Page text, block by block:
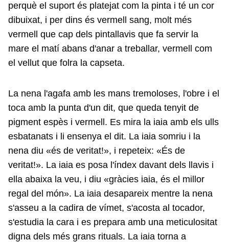
perquè el suport és platejat com la pinta i té un cor
dibuixat, i per dins és vermell sang, molt més
vermell que cap dels pintallavis que fa servir la
mare el matí abans d'anar a treballar, vermell com
el vellut que folra la capseta.
La nena l'agafa amb les mans tremoloses, l'obre i el
toca amb la punta d'un dit, que queda tenyit de
pigment espès i vermell. Es mira la iaia amb els ulls
esbatanats i li ensenya el dit. La iaia somriu i la
nena diu «és de veritat!», i repeteix: «És de
veritat!». La iaia es posa l'índex davant dels llavis i
ella abaixa la veu, i diu «gràcies iaia, és el millor
regal del món». La iaia desapareix mentre la nena
s'asseu a la cadira de vímet, s'acosta al tocador,
s'estudia la cara i es prepara amb una meticulositat
digna dels més grans rituals. La iaia torna a